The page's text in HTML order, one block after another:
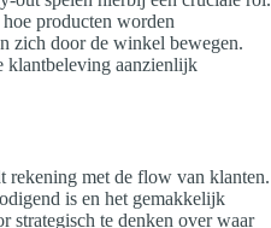
producten worden
zich door de winkel bewegen.
klantbeleving aanzienlijk
met de flow van klanten.
is en het gemakkelijk
strategisch te denken over waar